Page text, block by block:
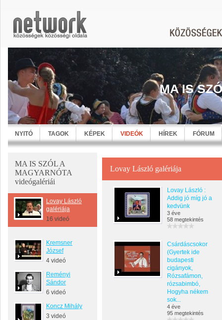
MA IS
NYITÓ TAGOK KÉPEK VIDEÓK HÍREK FÓRUM
MA IS SZÓL A
MAGYARNÓTA
videógalériái
Lovay László
galériája
16 videó
Kremsner
József
4 videó
Reményi
Sándor
6 videó
Koncz Mihály
3 videó
Lovay László galériája
Lovay László :
Addig jó míg jó a
kedvünk
3 éve
58 megtekintés
Csárdáscsokor
(Gyertek ide
budapesti
cigányok,
Rózsafámon,
rózsabimbó,
Hogyha nékem
sok...
4 éve
95 megtekintés